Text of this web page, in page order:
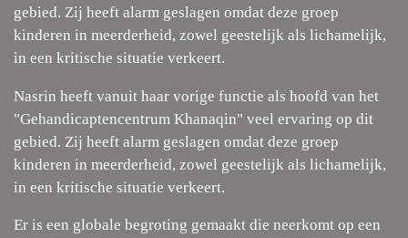
gebied. Zij heeft alarm geslagen omdat deze groep
kinderen in meerderheid, zowel geestelijk als lichamelijk,
in een kritische situatie verkeert.
Nasrin heeft vanuit haar vorige functie als hoofd van het
"Gehandicaptencentrum Khanaqin" veel ervaring op dit
gebied. Zij heeft alarm geslagen omdat deze groep
kinderen in meerderheid, zowel geestelijk als lichamelijk,
in een kritische situatie verkeert.
Er is een globale begroting gemaakt die neerkomt op een